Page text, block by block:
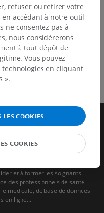
et à former les soignants
des professionnels de santé
médicale, de base de données
en ligne...
refuser ou retirer votre
accédant à notre outil
ne consentez pas à
nous considérerons
à tout dépôt de
Vous pouvez
technologies en cliquant
».
COOKIES
COOKIES